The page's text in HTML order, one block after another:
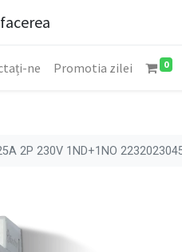
ne Promotia zilei 0
2P 230V 1ND+1NO